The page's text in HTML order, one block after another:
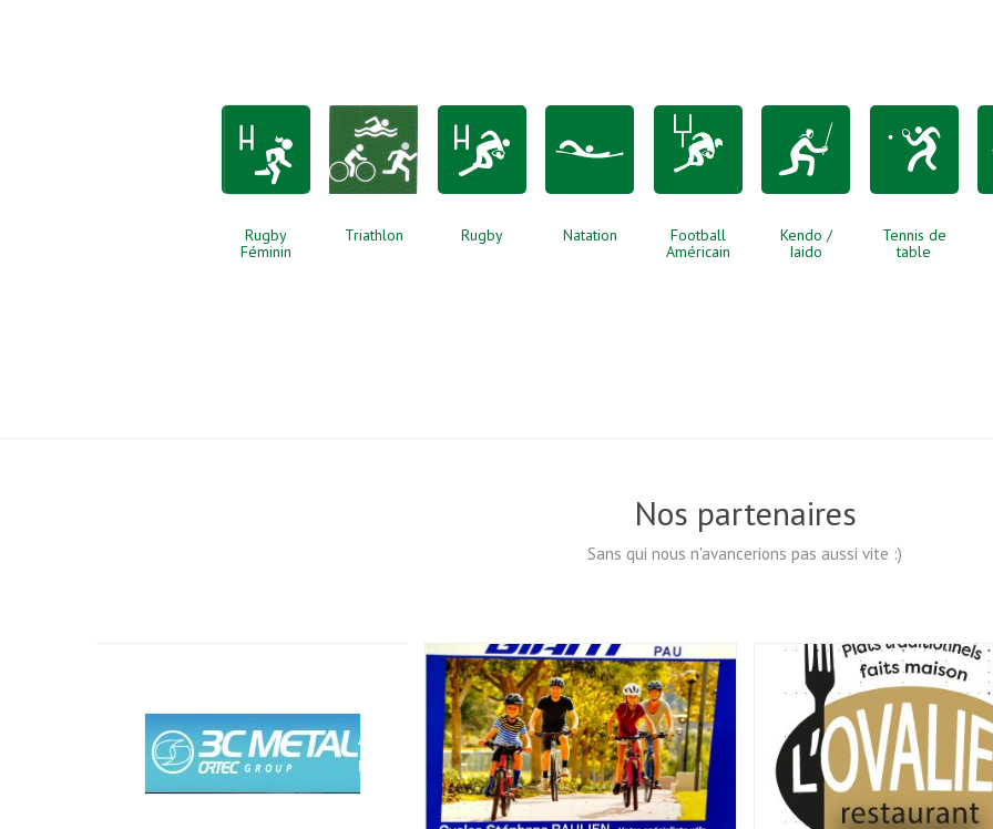
Rugby
Féminin
Triathlon Rugby Natation
Football
Américain
Kendo /
Iaido
Tennis de
table
Nos partenaires
Sans qui nous n'avancerions pas aussi vite :)